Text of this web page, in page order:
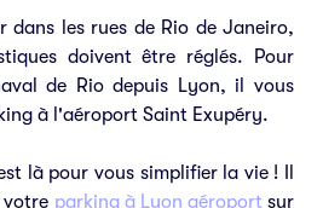
dans les rues de Rio de Janeiro,
doivent être réglés. Pour
de Rio depuis Lyon, il vous
à l'aéroport Saint Exupéry.
là pour vous simplifier la vie ! Il
votre parking à Lyon aéroport sur